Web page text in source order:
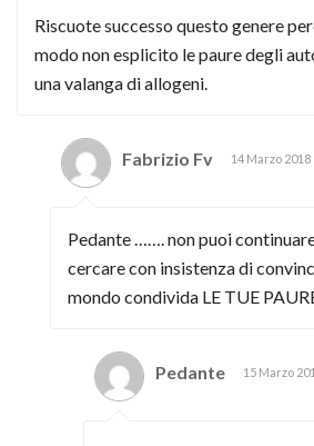
Riscuote successo questo genere
modo non esplicito le paure degli
una valanga di allogeni.
Fabrizio Fv 14 Marzo 2018
Pedante ……. non puoi continuare
cercare con insistenza di
mondo condivida LE TUE
Pedante 15 Marzo